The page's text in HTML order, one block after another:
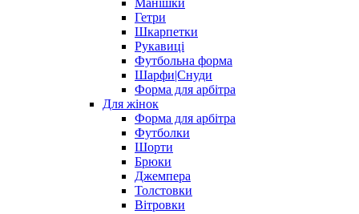
Манішки
Гетри
Шкарпетки
Рукавиці
Футбольна форма
Шарфи|Снуди
Форма для арбітра
Для жінок
Форма для арбітра
Футболки
Шорти
Брюки
Джемпера
Толстовки
Вітровки